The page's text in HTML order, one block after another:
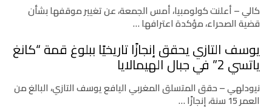
كالي – أعلنت كولومبيا، أمس الجمعة، عن تغيير موقفها بشأن
قضية الصحراء، مؤكدة اعترافها …
يوسف التازي يحقق إنجازًا تاريخيًا ببلوغ قمة “كانغ
ياتسي 2” في جبال الهيمالايا
نيودلهي – حقق المتسلق المغربي اليافع يوسف التازي، البالغ من
العمر 15 سنة، إنجازًا …